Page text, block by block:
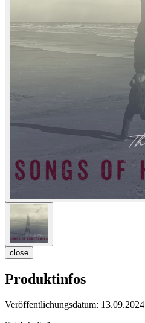
close
Produktinfos
Veröffentlichungsdatum: 13.09.2024